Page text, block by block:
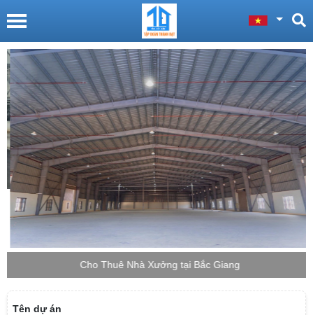
Cho Thuê Nhà Xưởng tại Bắc Giang
Tên dự án